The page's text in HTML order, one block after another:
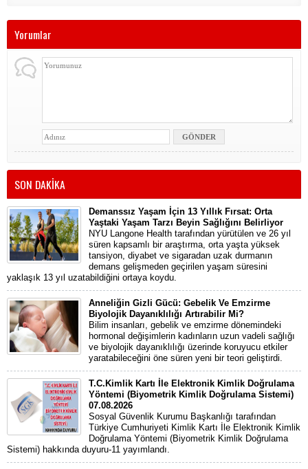
Yorumlar
SON DAKİKA
Demanssız Yaşam İçin 13 Yıllık Fırsat: Orta
Yaştaki Yaşam Tarzı Beyin Sağlığını Belirliyor
NYU Langone Health tarafından yürütülen ve 26 yıl
süren kapsamlı bir araştırma, orta yaşta yüksek
tansiyon, diyabet ve sigaradan uzak durmanın
demans gelişmeden geçirilen yaşam süresini
yaklaşık 13 yıl uzatabildiğini ortaya koydu.
Anneliğin Gizli Gücü: Gebelik Ve Emzirme
Biyolojik Dayanıklılığı Artırabilir Mi?
Bilim insanları, gebelik ve emzirme dönemindeki
hormonal değişimlerin kadınların uzun vadeli sağlığı
ve biyolojik dayanıklılığı üzerinde koruyucu etkiler
yaratabileceğini öne süren yeni bir teori geliştirdi.
T.C.Kimlik Kartı İle Elektronik Kimlik Doğrulama
Yöntemi (Biyometrik Kimlik Doğrulama Sistemi)
07.08.2026
Sosyal Güvenlik Kurumu Başkanlığı tarafından
Türkiye Cumhuriyeti Kimlik Kartı İle Elektronik Kimlik
Doğrulama Yöntemi (Biyometrik Kimlik Doğrulama
Sistemi) hakkında duyuru-11 yayımlandı.